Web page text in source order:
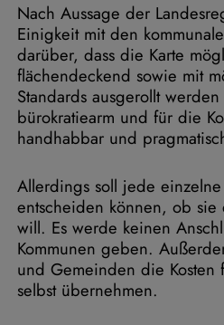
Nach Aussage der
Einigkeit mit den
darüber, dass die Karte
flächendeckend sowie mit
Standards ausgerollt
bürokratiearm und für die
handhabbar und
Allerdings soll jede
entscheiden können, ob
will. Es werde keinen
Kommunen geben.
und Gemeinden die Kosten
selbst übernehmen.